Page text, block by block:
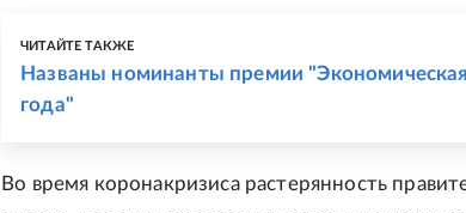
ЧИТАЙТЕ ТАКЖЕ
Названы номинанты премии
года"
Во время коронакризиса растерянность